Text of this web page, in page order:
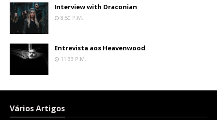
Interview with Draconian
8:50 P.m.
Entrevista aos Heavenwood
11:33 P.m.
Vários Artigos